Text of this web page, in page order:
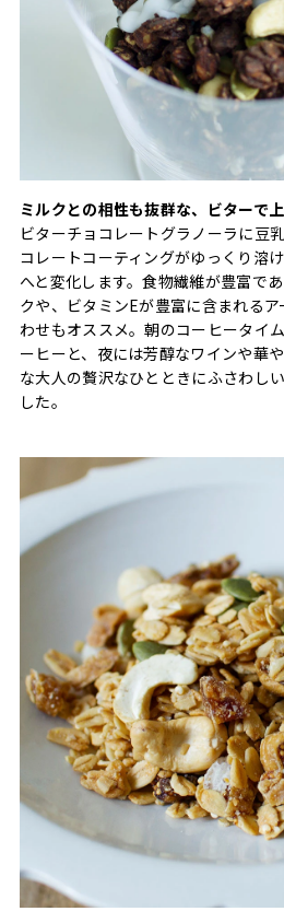
ミルクとの相性も抜群な、ビターで
ビターチョコレートグラノーラに豆
コレートコーティングがゆっくり溶
へと変化します。食物繊維が豊富で
クや、ビタミンEが豊富に含まれる
わせもオススメ。朝のコーヒータイ
ーヒーと、夜には芳醇なワインや華
な大人の贅沢なひとときにふさわし
した。